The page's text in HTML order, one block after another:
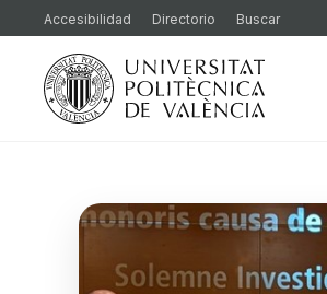
Accesibilidad Directorio Buscar